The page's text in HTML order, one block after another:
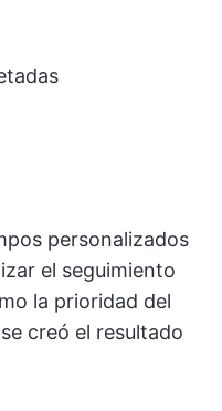
personalizados
el seguimiento
la prioridad del
creó el resultado